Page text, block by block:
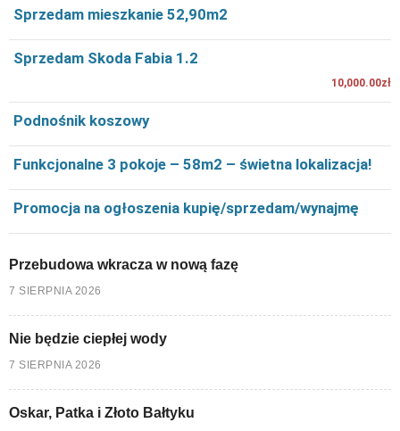
Sprzedam mieszkanie 52,90m2
Sprzedam Skoda Fabia 1.2
10,000.00zł
Podnośnik koszowy
Funkcjonalne 3 pokoje – 58m2 – świetna lokalizacja!
Promocja na ogłoszenia kupię/sprzedam/wynajmę
Przebudowa wkracza w nową fazę
7 SIERPNIA 2026
Nie będzie ciepłej wody
7 SIERPNIA 2026
Oskar, Patka i Złoto Bałtyku